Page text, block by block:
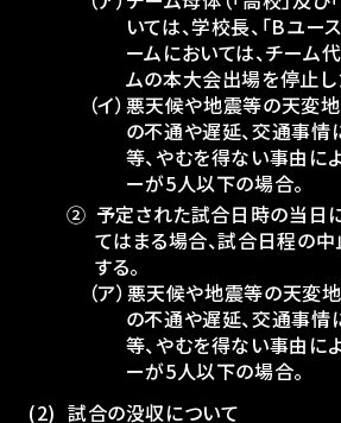
いては、学校長、「Bユー
ームにおいては、チーム
ムの本大会出場を停止し
（イ）悪天候や地震等の天変
の不通や遅延、交通事情
等、やむを得ない事由に
ーが5人以下の場合。
② 予定された試合日時の当日
てはまる場合、試合日程の
する。
（ア）悪天候や地震等の天変
の不通や遅延、交通事情
等、やむを得ない事由に
ーが5人以下の場合。
試合の没収について